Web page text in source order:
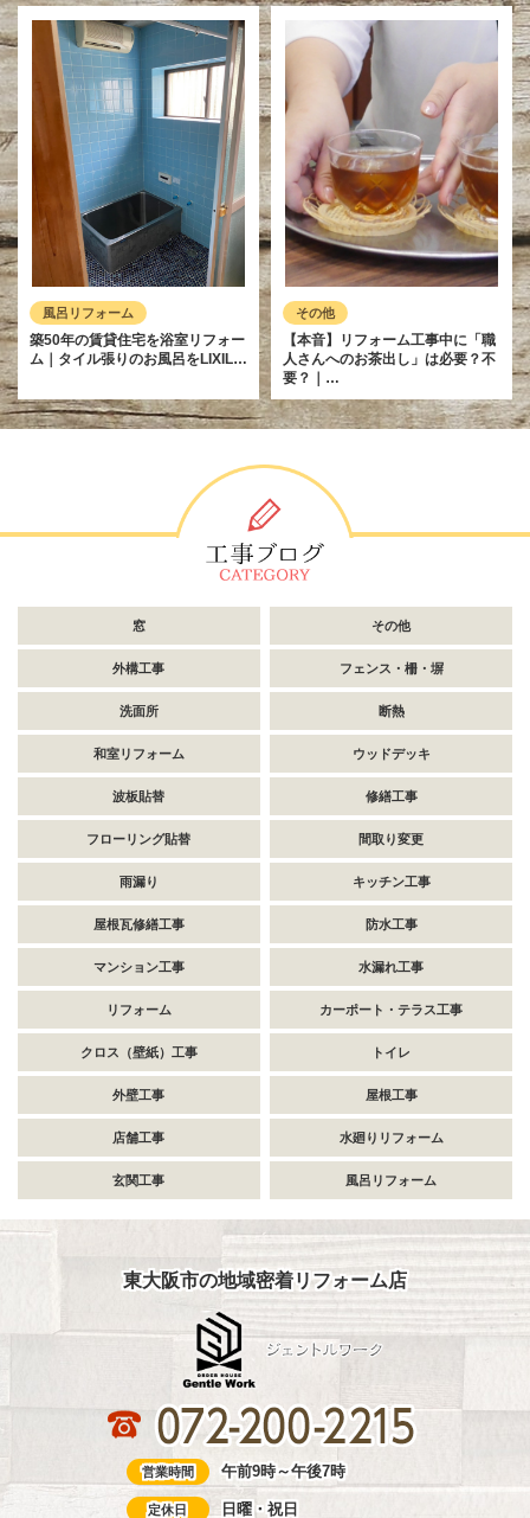
風呂リフォーム
築50年の賃貸住宅を浴室リフォー
ム｜タイル張りのお風呂をLIXIL…
その他
【本音】リフォーム工事中に「職
人さんへのお茶出し」は必要？不
要？｜…
窓 その他
外構工事 フェンス・柵・塀
洗面所 断熱
和室リフォーム ウッドデッキ
波板貼替 修繕工事
フローリング貼替 間取り変更
雨漏り キッチン工事
屋根瓦修繕工事 防水工事
マンション工事 水漏れ工事
リフォーム カーポート・テラス工事
クロス（壁紙）工事 トイレ
外壁工事 屋根工事
店舗工事 水廻りリフォーム
玄関工事 風呂リフォーム
東大阪市の地域密着リフォーム店
営業時間 午前9時～午後7時
定休日 日曜・祝日